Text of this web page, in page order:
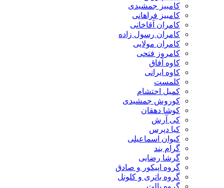
کامبیز جمشیدی
کامبیز فراهانی
کامران آقاخانی
کامران رسول زاده
کامران مولایی
کامروز فتحی
کاوه آفاق
کاوه ایرانی
کلمست
کمیل احتشام
کوروش جمشیدی
کوشا دهقان
کی آرش
کیا دپرس
کیوان اسماعیلی
گرام بند
گرشا رضایی
گروه اپیکور و صادق
گروه باتری و کلونل